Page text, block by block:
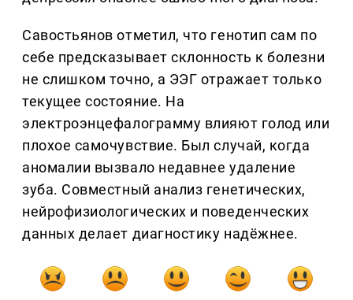
Савостьянов отметил, что генотип сам по
себе предсказывает склонность к болезни
не слишком точно, а ЭЭГ отражает только
текущее состояние. На
электроэнцефалограмму влияют голод или
плохое самочувствие. Был случай, когда
аномалии вызвало недавнее удаление
зуба. Совместный анализ генетических,
нейрофизиологических и поведенческих
данных делает диагностику надёжнее.